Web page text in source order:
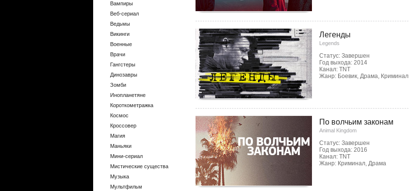
Вампиры
Веб-сериал
Ведьмы
Викинги
Военные
Врачи
Гангстеры
Динозавры
Зомби
Инопланетяне
Короткометражка
Космос
Кроссовер
Магия
Маньяки
Мини-сериал
Мистические существа
Музыка
Мультфильм
Легенды
Legends
Статус: Завершен
Год выхода: 2014
Канал: TNT
Жанр: Боевик, Драма, Криминал
По волчьим законам
Animal Kingdom
Статус: Завершен
Год выхода: 2016
Канал: TNT
Жанр: Криминал, Драма